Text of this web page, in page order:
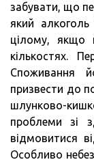
забувати, що
який
цілому, якщо
кількостях.
Споживання
призвести до
шлунково-
проблеми зі
відмовитися
Особливо